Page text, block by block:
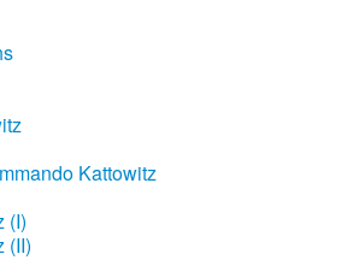
Kattowitz
(I)
(II)